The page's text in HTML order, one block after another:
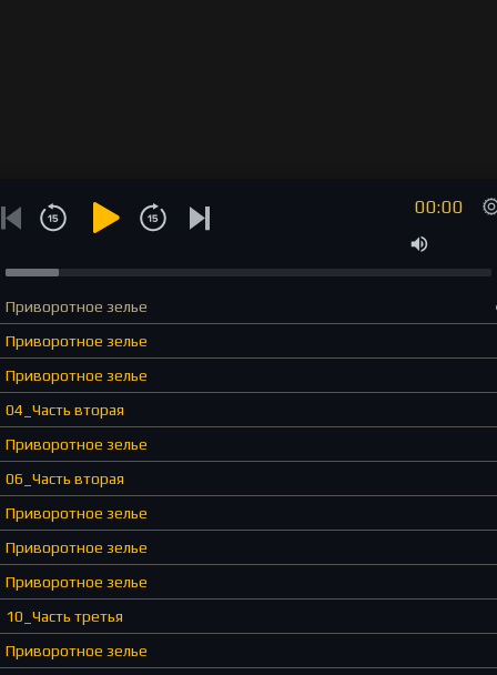
00:00
Приворотное зелье
Приворотное зелье
Приворотное зелье
04_Часть вторая
Приворотное зелье
06_Часть вторая
Приворотное зелье
Приворотное зелье
Приворотное зелье
10_Часть третья
Приворотное зелье